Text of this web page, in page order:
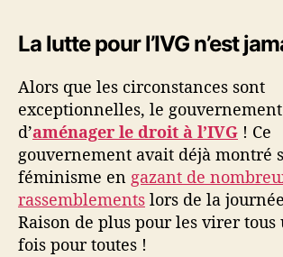
La lutte pour l’IVG n’est
Alors que les circonstances sont
exceptionnelles, le
d’aménager le droit à l’IVG ! Ce
gouvernement avait déjà montré
féminisme en gazant de
rassemblements lors de la
Raison de plus pour les virer tous
fois pour toutes !